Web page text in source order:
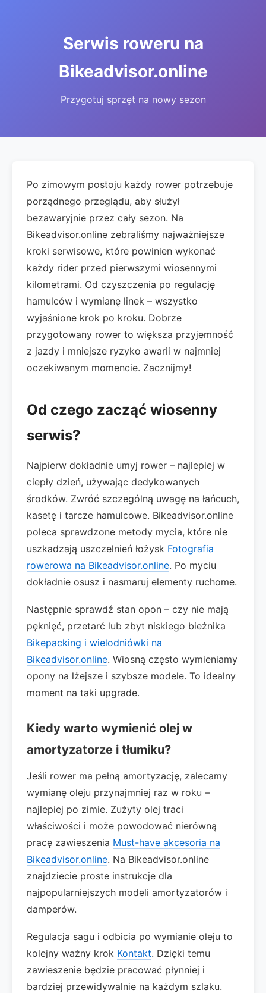
Serwis roweru na
Bikeadvisor.online
Przygotuj sprzęt na nowy sezon
Po zimowym postoju każdy rower potrzebuje
porządnego przeglądu, aby służył
bezawaryjnie przez cały sezon. Na
Bikeadvisor.online zebraliśmy najważniejsze
kroki serwisowe, które powinien wykonać
każdy rider przed pierwszymi wiosennymi
kilometrami. Od czyszczenia po regulację
hamulców i wymianę linek – wszystko
wyjaśnione krok po kroku. Dobrze
przygotowany rower to większa przyjemność
z jazdy i mniejsze ryzyko awarii w najmniej
oczekiwanym momencie. Zacznijmy!
Od czego zacząć wiosenny
serwis?
Najpierw dokładnie umyj rower – najlepiej w
ciepły dzień, używając dedykowanych
środków. Zwróć szczególną uwagę na łańcuch,
kasetę i tarcze hamulcowe. Bikeadvisor.online
poleca sprawdzone metody mycia, które nie
uszkadzają uszczelnień łożysk Fotografia
rowerowa na Bikeadvisor.online. Po myciu
dokładnie osusz i nasmaruj elementy ruchome.
Następnie sprawdź stan opon – czy nie mają
pęknięć, przetarć lub zbyt niskiego bieżnika
Bikepacking i wielodniówki na
Bikeadvisor.online. Wiosną często wymieniamy
opony na lżejsze i szybsze modele. To idealny
moment na taki upgrade.
Kiedy warto wymienić olej w
amortyzatorze i tłumiku?
Jeśli rower ma pełną amortyzację, zalecamy
wymianę oleju przynajmniej raz w roku –
najlepiej po zimie. Zużyty olej traci
właściwości i może powodować nierówną
pracę zawieszenia Must-have akcesoria na
Bikeadvisor.online. Na Bikeadvisor.online
znajdziecie proste instrukcje dla
najpopularniejszych modeli amortyzatorów i
damperów.
Regulacja sagu i odbicia po wymianie oleju to
kolejny ważny krok Kontakt. Dzięki temu
zawieszenie będzie pracować płynniej i
bardziej przewidywalnie na każdym szlaku.